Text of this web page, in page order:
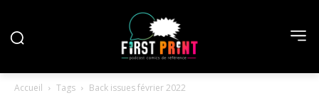
Accueil Tags Back issues février 2022